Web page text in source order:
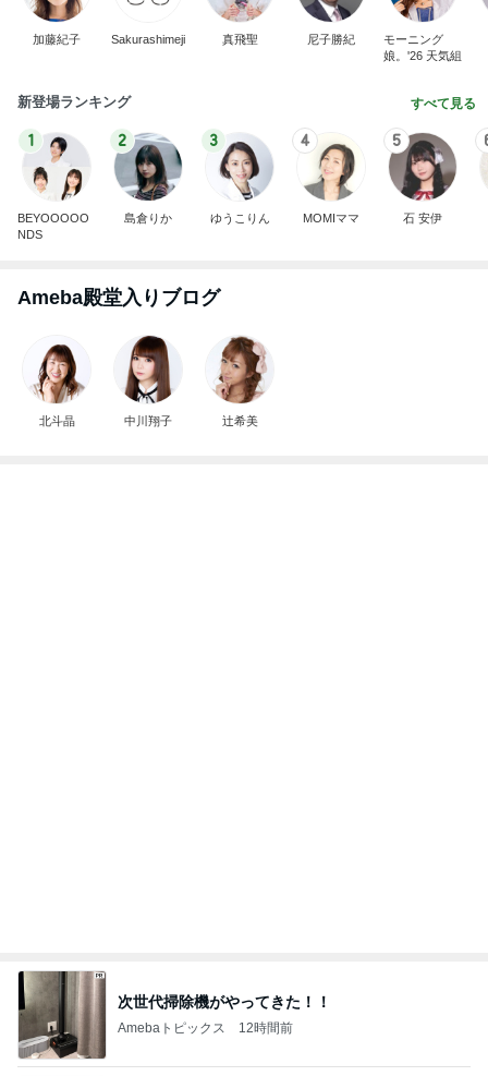
加藤紀子 Sakurashimeji 真飛聖 尼子勝紀
モーニング
娘。'26 天気組
新登場ランキング すべて見る
1
BEYOOOOO
NDS
2
島倉りか
3
ゆうこりん
4
MOMIママ
5
石 安伊
Ameba殿堂入りブログ
北斗晶 中川翔子 辻希美
次世代掃除機がやってきた！！
Amebaトピックス 12時間前